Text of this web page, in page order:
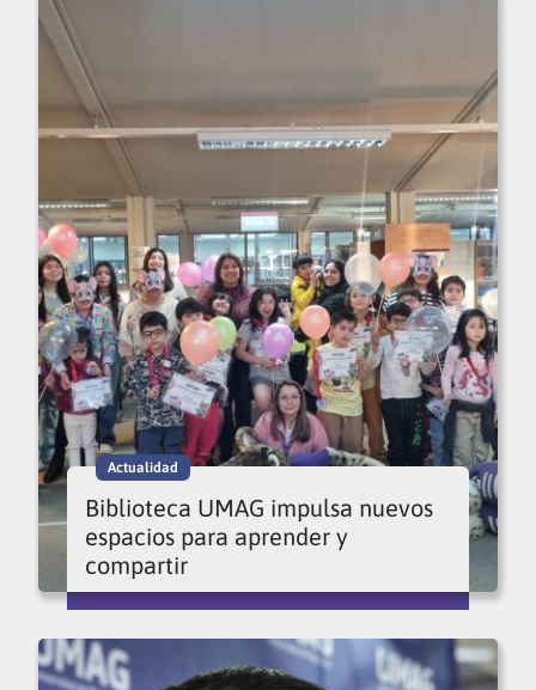
Actualidad
Biblioteca UMAG impulsa nuevos
espacios para aprender y
compartir